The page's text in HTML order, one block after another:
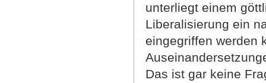
unterliegt einem
Liberalisierung ein
eingegriffen werden
Das ist gar keine